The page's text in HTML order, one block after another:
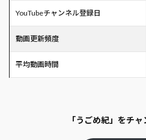
YouTubeチャンネル登録日
動画更新頻度
平均動画時間
「うごめ紀」をチ